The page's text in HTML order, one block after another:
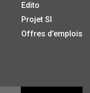
Edito
Projet SI
Offres d’emplois